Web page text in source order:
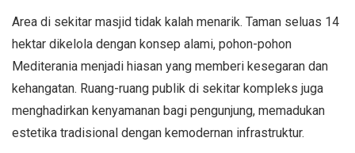
Area di sekitar masjid tidak kalah menarik. Taman seluas 14
hektar dikelola dengan konsep alami, pohon-pohon
Mediterania menjadi hiasan yang memberi kesegaran dan
kehangatan. Ruang-ruang publik di sekitar kompleks juga
menghadirkan kenyamanan bagi pengunjung, memadukan
estetika tradisional dengan kemodernan infrastruktur.